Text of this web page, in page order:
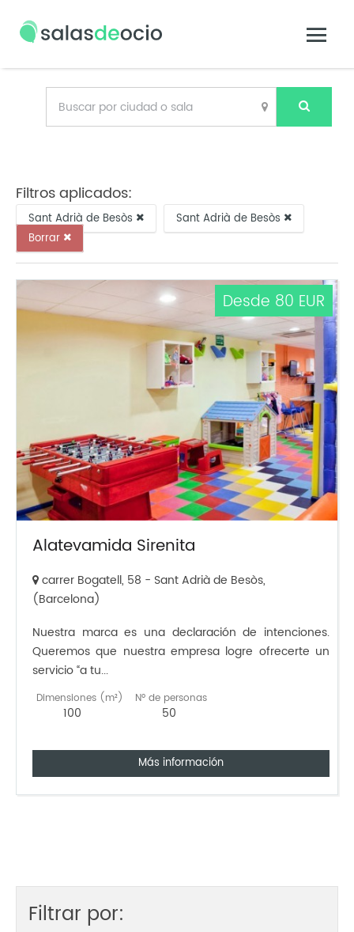
Filtros aplicados:
Sant Adrià de Besòs
Sant Adrià de Besòs
Borrar
Alatevamida Sirenita
Desde 80 EUR
carrer Bogatell, 58 - Sant Adrià de Besòs,
(Barcelona)
Nuestra marca es una declaración de intenciones.
Queremos que nuestra empresa logre ofrecerte un
servicio “a tu...
Dimensiones (m²)
100
Nº de personas
50
Más información
Filtrar por: